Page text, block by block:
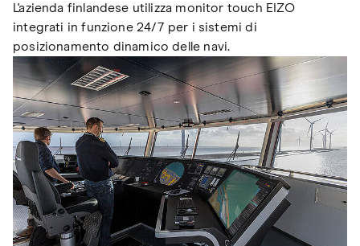
L'azienda finlandese utilizza monitor touch EIZO
integrati in funzione 24/7 per i sistemi di
posizionamento dinamico delle navi.